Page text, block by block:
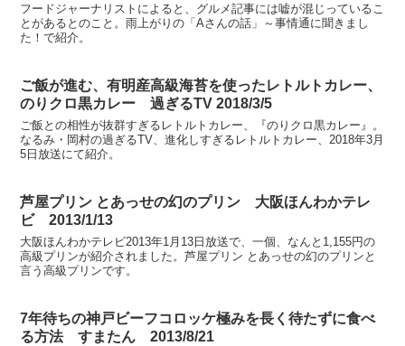
フードジャーナリストによると、グルメ記事には嘘が混じっているこ
とがあるとのこと。雨上がりの「Aさんの話」～事情通に聞きまし
た！で紹介。
ご飯が進む、有明産高級海苔を使ったレトルトカレー、
のりクロ黒カレー 過ぎるTV 2018/3/5
ご飯との相性が抜群すぎるレトルトカレー、『のりクロ黒カレー』。
なるみ・岡村の過ぎるTV、進化しすぎるレトルトカレー、2018年3月
5日放送にて紹介。
芦屋プリン とあっせの幻のプリン 大阪ほんわかテレ
ビ 2013/1/13
大阪ほんわかテレビ2013年1月13日放送で、一個、なんと1,155円の
高級プリンが紹介されました。芦屋プリン とあっせの幻のプリンと
言う高級プリンです。
7年待ちの神戸ビーフコロッケ極みを長く待たずに食べ
る方法 すまたん 2013/8/21